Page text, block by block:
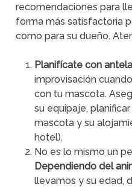
recomendaciones para
forma más satisfactoria
como para su dueño.
Planifícate con
improvisación
con tu mascota.
su equipaje,
mascota y su
hotel).
No es lo mismo un
Dependiendo del
llevamos y su edad,